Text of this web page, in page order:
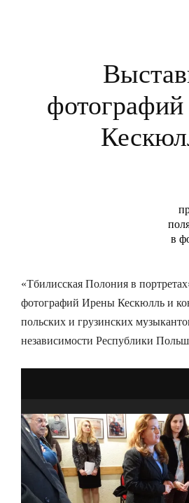
в
«Тбилисская Полония в
фотографий Ирены Кескюлль и
польских и грузинских
независимости Республики